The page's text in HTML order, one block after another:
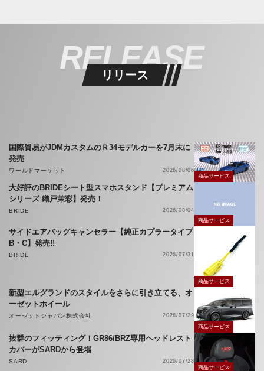
RELEASE
リリース
国際貿易がJDMカスタムのＲ34モデルカーを7月末に
発売
ワールドマーケット
2026/08/06
商品サービス
大好評のBRIDEシート型スマホスタンド【プレミアム
シリーズ 織戸茉彩】発売！
BRIDE
2026/08/04
商品サービス
サイドエアバッグキャンセラー【純正カプラータイプ
B・C】発売!!
BRIDE 2026/07/31
商品サービス
新型エルグランドのスタイルをさらに引き立てる、オ
ーゼットホイール
オーゼットジャパン株式会社
2026/07/29
商品サービス
抜群のフィッティング！GR86/BRZ専用ヘッドレスト
カバーがSARDから登場
SARD
2026/07/28
商品サービス